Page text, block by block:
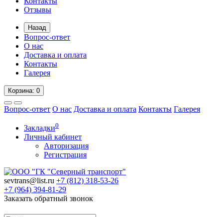
Отзывы
Назад
Вопрос-ответ
О нас
Доставка и оплата
Контакты
Галерея
Корзина: 0
Вопрос-ответ О нас Доставка и оплата Контакты Галерея
Закладки0
Личный кабинет
Авторизация
Регистрация
sevtrans@list.ru +7 (812) 318-53-26
+7 (964) 394-81-29
Заказать обратный звонок